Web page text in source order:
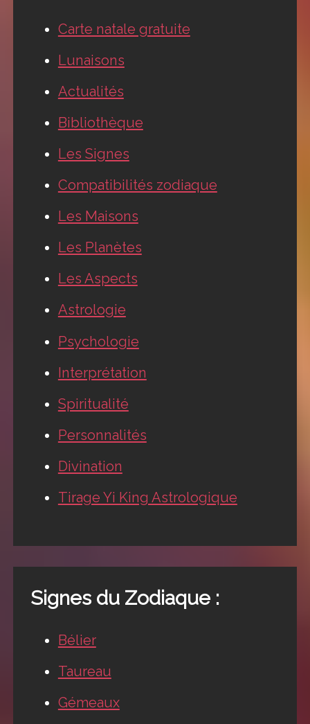
Carte natale gratuite
Lunaisons
Actualités
Bibliothèque
Les Signes
Compatibilités zodiaque
Les Maisons
Les Planètes
Les Aspects
Astrologie
Psychologie
Interprétation
Spiritualité
Personnalités
Divination
Tirage Yi King Astrologique
Signes du Zodiaque :
Bélier
Taureau
Gémeaux